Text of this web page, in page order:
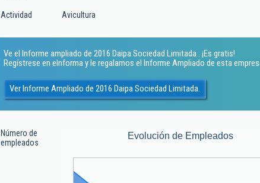
Actividad Avicultura
Ve el Informe ampliado de 2016 Daipa Sociedad Limitada.. ¡Es gratis!
Regístrese en eInforma y le regalamos el Informe Ampliado de esta
Ver Informe Ampliado de 2016 Daipa Sociedad Limitada.
Número de
empleados
Evolución de Empleados